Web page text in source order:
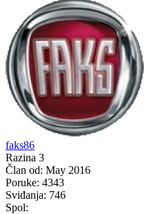
faks86
Razina 3
Član od: May 2016
Poruke: 4343
Sviđanja: 746
Spol: